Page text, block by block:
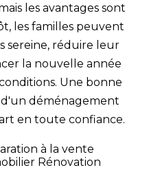
les avantages sont
les familles peuvent
sereine, réduire leur
la nouvelle année
Une bonne
déménagement
en toute confiance.
à la vente
Rénovation